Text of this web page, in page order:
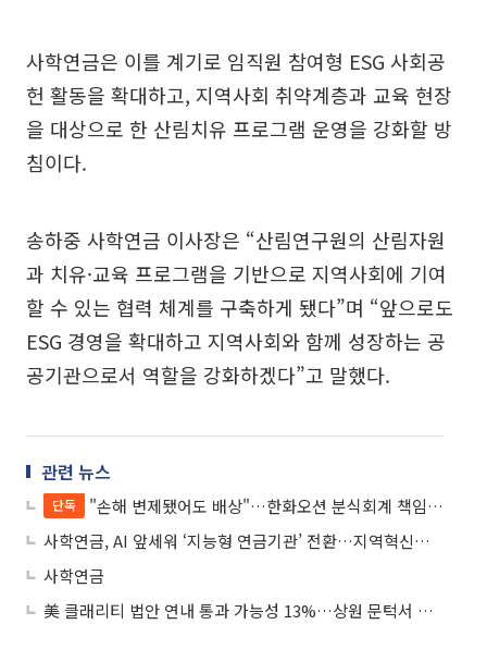
사학연금은 이를 계기로 임직원 참여형 ESG 사회공
헌 활동을 확대하고, 지역사회 취약계층과 교육 현장
을 대상으로 한 산림치유 프로그램 운영을 강화할 방
침이다.
송하중 사학연금 이사장은 “산림연구원의 산림자원
과 치유·교육 프로그램을 기반으로 지역사회에 기여
할 수 있는 협력 체계를 구축하게 됐다”며 “앞으로도
ESG 경영을 확대하고 지역사회와 함께 성장하는 공
공기관으로서 역할을 강화하겠다”고 말했다.
관련 뉴스
단독
"손해 변제됐어도 배상"…한화오션 분식회계 책임, 회사채까지 번졌다
사학연금, AI 앞세워 ‘지능형 연금기관’ 전환…지역혁신도 경영축으로
사학연금
美 클래리티 법안 연내 통과 가능성 13%…상원 문턱서 제동